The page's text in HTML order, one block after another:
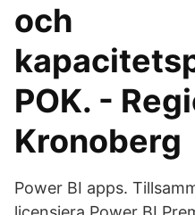
och
POK. -
Kronoberg
Power BI apps.